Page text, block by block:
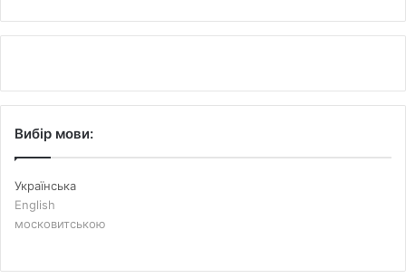
Вибір мови:
Українська
English
московитською